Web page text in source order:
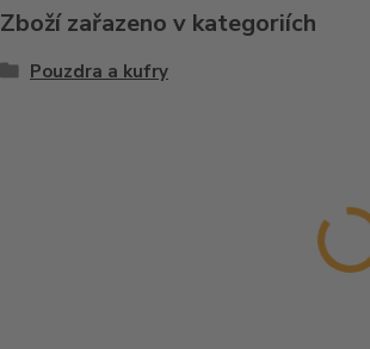
Zboží zařazeno v kategoriích
Pouzdra a kufry